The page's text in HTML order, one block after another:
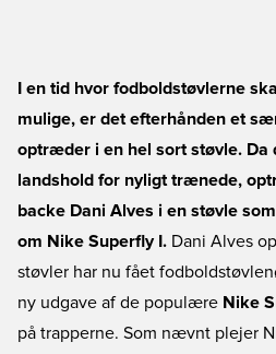
I en tid hvor fodboldstøvlerne
mulige, er det efterhånden et
optræder i en hel sort støvle. Da
landshold for nyligt trænede,
backe Dani Alves i en støvle
om Nike Superfly I. Dani Alves
støvler har nu fået
ny udgave af de populære Nike
på trapperne. Som nævnt plejer